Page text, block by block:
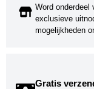
Word onderdeel
exclusieve
mogelijkheden
Gratis